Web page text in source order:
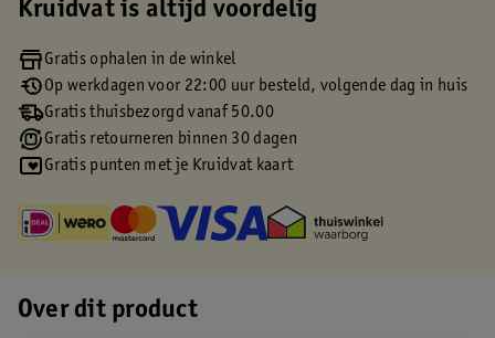
Kruidvat is altijd voordelig
Gratis ophalen in de winkel
Op werkdagen voor 22:00 uur besteld, volgende dag in huis
Gratis thuisbezorgd vanaf 50.00
Gratis retourneren binnen 30 dagen
Gratis punten met je Kruidvat kaart
Over dit product